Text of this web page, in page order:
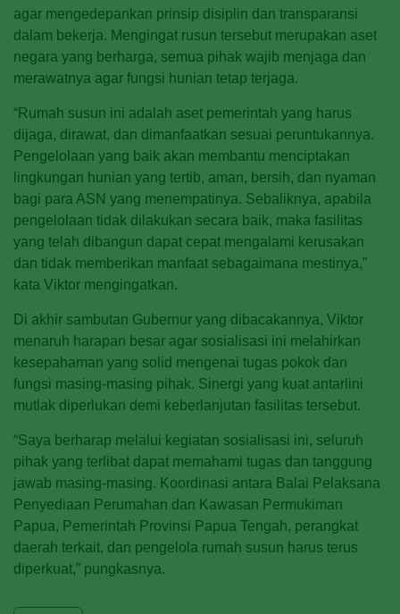
agar mengedepankan prinsip disiplin dan transparansi
dalam bekerja. Mengingat rusun tersebut merupakan aset
negara yang berharga, semua pihak wajib menjaga dan
merawatnya agar fungsi hunian tetap terjaga.
“Rumah susun ini adalah aset pemerintah yang harus
dijaga, dirawat, dan dimanfaatkan sesuai peruntukannya.
Pengelolaan yang baik akan membantu menciptakan
lingkungan hunian yang tertib, aman, bersih, dan nyaman
bagi para ASN yang menempatinya. Sebaliknya, apabila
pengelolaan tidak dilakukan secara baik, maka fasilitas
yang telah dibangun dapat cepat mengalami kerusakan
dan tidak memberikan manfaat sebagaimana mestinya,”
kata Viktor mengingatkan.
Di akhir sambutan Gubernur yang dibacakannya, Viktor
menaruh harapan besar agar sosialisasi ini melahirkan
kesepahaman yang solid mengenai tugas pokok dan
fungsi masing-masing pihak. Sinergi yang kuat antarlini
mutlak diperlukan demi keberlanjutan fasilitas tersebut.
“Saya berharap melalui kegiatan sosialisasi ini, seluruh
pihak yang terlibat dapat memahami tugas dan tanggung
jawab masing-masing. Koordinasi antara Balai Pelaksana
Penyediaan Perumahan dan Kawasan Permukiman
Papua, Pemerintah Provinsi Papua Tengah, perangkat
daerah terkait, dan pengelola rumah susun harus terus
diperkuat,” pungkasnya.